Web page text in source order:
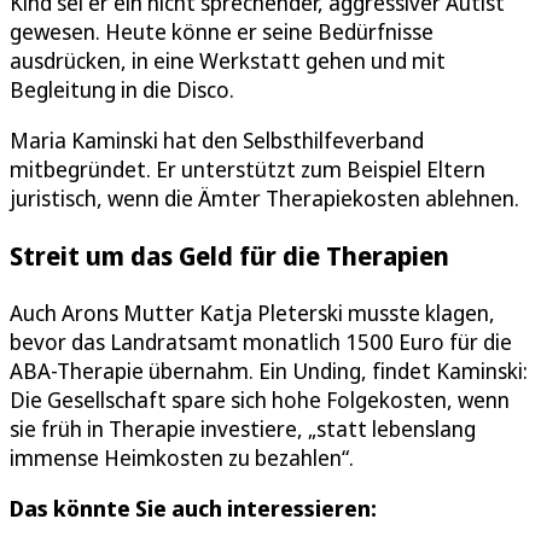
gewesen. Heute könne er seine Bedürfnisse
ausdrücken, in eine Werkstatt gehen und mit
Begleitung in die Disco.
Maria Kaminski hat den Selbsthilfeverband
mitbegründet. Er unterstützt zum Beispiel Eltern
juristisch, wenn die Ämter Therapiekosten ablehnen.
Streit um das Geld für die Therapien
Auch Arons Mutter Katja Pleterski musste klagen,
bevor das Landratsamt monatlich 1500 Euro für die
ABA-Therapie übernahm. Ein Unding, findet Kaminski:
Die Gesellschaft spare sich hohe Folgekosten, wenn
sie früh in Therapie investiere, „statt lebenslang
immense Heimkosten zu bezahlen“.
Das könnte Sie auch interessieren: